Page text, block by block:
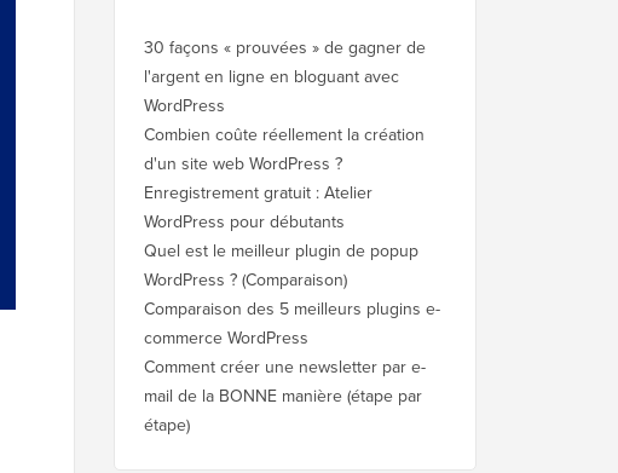
30 façons « prouvées » de gagner de
l'argent en ligne en bloguant avec
WordPress
Combien coûte réellement la création
d'un site web WordPress ?
Enregistrement gratuit : Atelier
WordPress pour débutants
Quel est le meilleur plugin de popup
WordPress ? (Comparaison)
Comparaison des 5 meilleurs plugins e-
commerce WordPress
Comment créer une newsletter par e-
mail de la BONNE manière (étape par
étape)